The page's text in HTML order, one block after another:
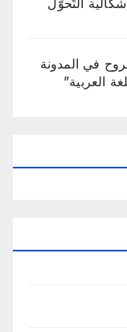
التّحوّل
في المدونة
العربية”